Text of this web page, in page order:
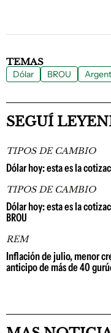
TEMAS
Dólar BROU
SEGUÍ
TIPOS DE CAMBIO
Dólar hoy: esta es la
TIPOS DE CAMBIO
Dólar hoy: esta es la
BROU
REM
Inflación de julio, menor
anticipo de más de 40